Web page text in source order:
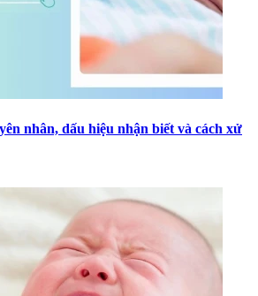
nhân, dấu hiệu nhận biết và cách xử